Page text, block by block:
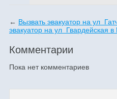
← Вызвать эвакуатор на ул
эвакуатор на ул Гвардейская в
Комментарии
Пока нет комментариев